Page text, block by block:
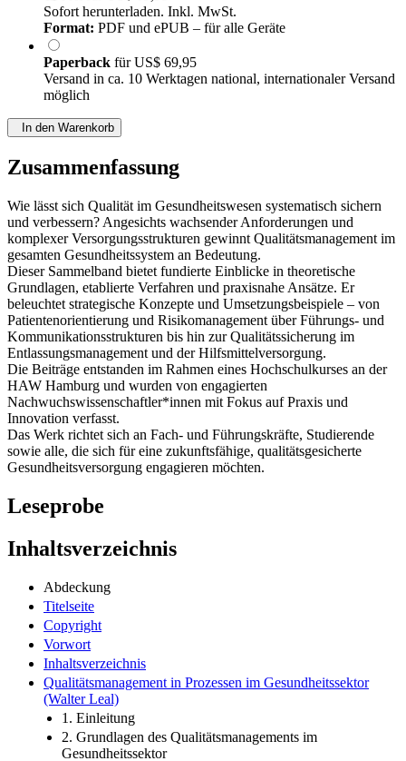
Sofort herunterladen. Inkl. MwSt.
Format: PDF und ePUB – für alle Geräte
Paperback fürUS$ 69,95
Versand in ca. 10 Werktagen national, internationaler Versand
möglich
In den Warenkorb
Zusammenfassung
Wie lässt sich Qualität im Gesundheitswesen systematisch sichern
und verbessern? Angesichts wachsender Anforderungen und
komplexer Versorgungsstrukturen gewinnt Qualitätsmanagement im
gesamten Gesundheitssystem an Bedeutung.
Dieser Sammelband bietet fundierte Einblicke in theoretische
Grundlagen, etablierte Verfahren und praxisnahe Ansätze. Er
beleuchtet strategische Konzepte und Umsetzungsbeispiele – von
Patientenorientierung und Risikomanagement über Führungs- und
Kommunikationsstrukturen bis hin zur Qualitätssicherung im
Entlassungsmanagement und der Hilfsmittelversorgung.
Die Beiträge entstanden im Rahmen eines Hochschulkurses an der
HAW Hamburg und wurden von engagierten
Nachwuchswissenschaftler*innen mit Fokus auf Praxis und
Innovation verfasst.
Das Werk richtet sich an Fach- und Führungskräfte, Studierende
sowie alle, die sich für eine zukunftsfähige, qualitätsgesicherte
Gesundheitsversorgung engagieren möchten.
Leseprobe
Inhaltsverzeichnis
Abdeckung
Titelseite
Copyright
Vorwort
Inhaltsverzeichnis
Qualitätsmanagement in Prozessen im Gesundheitssektor
(Walter Leal)
1. Einleitung
2. Grundlagen des Qualitätsmanagements im
Gesundheitssektor